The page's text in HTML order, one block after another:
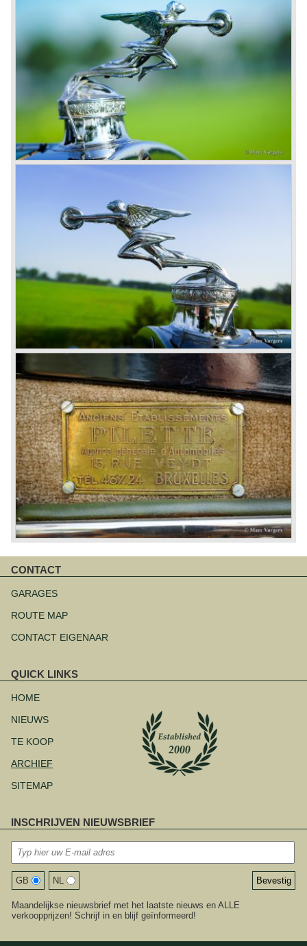
CONTACT
overslaan
GARAGES
ROUTE MAP
CONTACT EIGENAAR
QUICK LINKS
overslaan
HOME
NIEUWS
TE KOOP
ARCHIEF
SITEMAP
INSCHRIJVEN NIEUWSBRIEF
GB NL
Maandelijkse nieuwsbrief met het laatste nieuws en ALLE
verkoopprijzen! Schrijf in en blijf geïnformeerd!